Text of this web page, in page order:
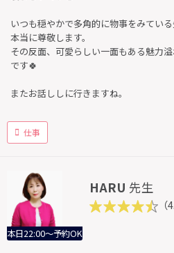
いつも穏やかで多角的に物事をみている
本当に尊敬します。
その反面、可愛らしい一面もある魅力
です🍀
またお話ししに行きますね。
仕事
本日22:00～予約OK
HARU 先生
（